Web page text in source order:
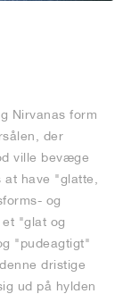
Nirvanas form
der
ville bevæge
have "glatte,
og
"glat og
"pudeagtigt"
dristige
ud på hylden